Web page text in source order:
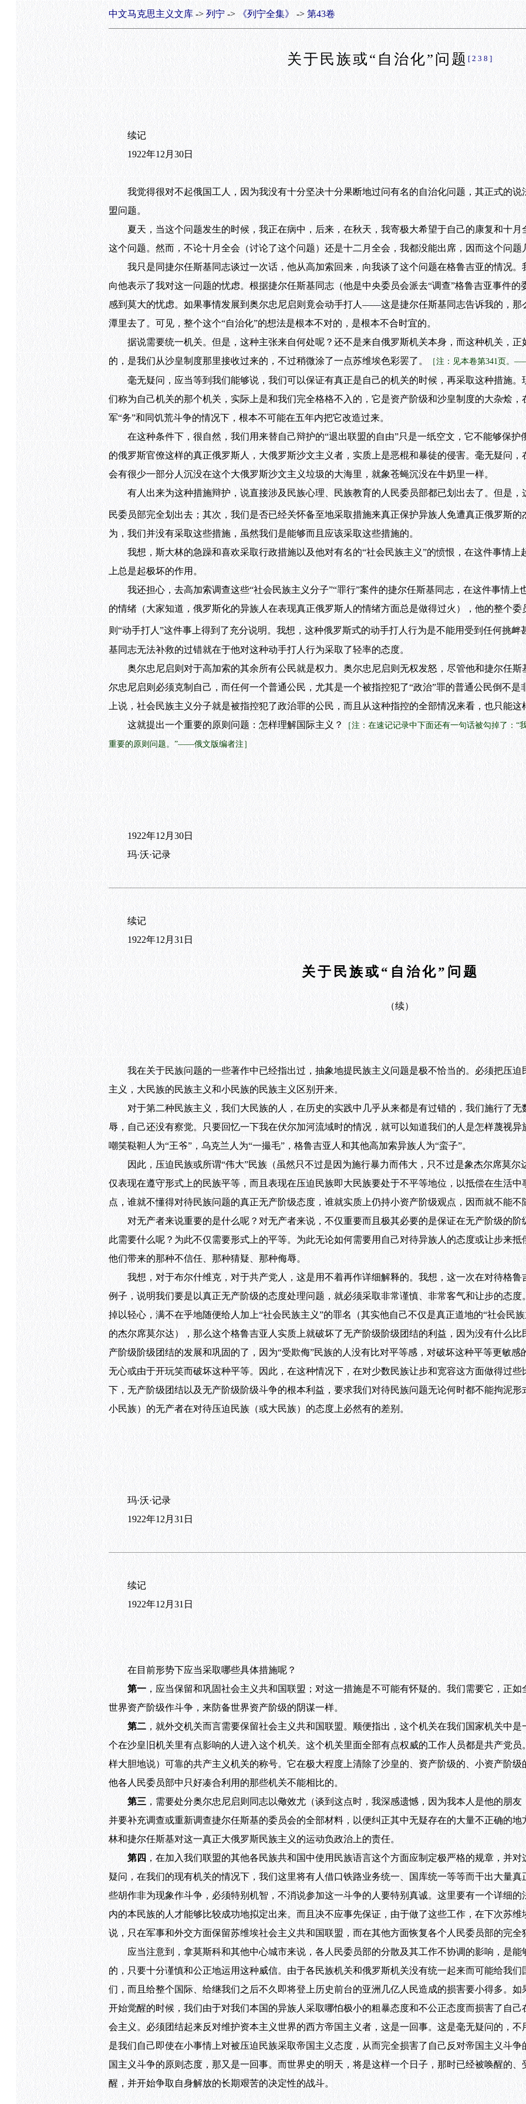
中文马克思主义文库 ->列宁 -> 《列宁全集》 ->第43卷
关于民族或“自治化”问题[238]
续记
1922年12月30日
我觉得很对不起俄国工人，因为我没有十分坚决十分果断地过问有名的自治化问题，其正式的说
盟问题。
夏天，当这个问题发生的时候，我正在病中，后来，在秋天，我寄极大希望于自己的康复和十月
这个问题。然而，不论十月全会（讨论了这个问题）还是十二月全会，我都没能出席，因而这个问题
我只是同捷尔任斯基同志谈过一次话，他从高加索回来，向我谈了这个问题在格鲁吉亚的情况。
向他表示了我对这一问题的忧虑。根据捷尔任斯基同志（他是中央委员会派去“调查”格鲁吉亚事件
感到莫大的忧虑。如果事情发展到奥尔忠尼启则竟会动手打人——这是捷尔任斯基同志告诉我的，那
潭里去了。可见，整个这个“自治化”的想法是根本不对的，是根本不合时宜的。
据说需要统一机关。但是，这种主张来自何处呢？还不是来自俄罗斯机关本身，而这种机关，正
的，是我们从沙皇制度那里接收过来的，不过稍微涂了一点苏维埃色彩罢了。
［注：见本卷第341页。
毫无疑问，应当等到我们能够说，我们可以保证有真正是自己的机关的时候，再采取这种措施。
们称为自己机关的那个机关，实际上是和我们完全格格不入的，它是资产阶级和沙皇制度的大杂烩
军“务”和同饥荒斗争的情况下，根本不可能在五年内把它改造过来。
在这种条件下，很自然，我们用来替自己辩护的“退出联盟的自由”只是一纸空文，它不能够保护
的俄罗斯官僚这样的真正俄罗斯人，大俄罗斯沙文主义者，实质上是恶棍和暴徒的侵害。毫无疑问
会有很少一部分人沉没在这个大俄罗斯沙文主义垃圾的大海里，就象苍蝇沉没在牛奶里一样。
有人出来为这种措施辩护，说直接涉及民族心理、民族教育的人民委员部都已划出去了。但是，
民委员部完全划出去；其次，我们是否已经关怀备至地采取措施来真正保护异族人免遭真正俄罗斯的
为，我们并没有采取这些措施，虽然我们是能够而且应该采取这些措施的。
我想，斯大林的急躁和喜欢采取行政措施以及他对有名的“社会民族主义”的愤恨，在这件事情上
上总是起极坏的作用。
我还担心，去高加索调查这些“社会民族主义分子”“罪行”案件的捷尔任斯基同志，在这件事情上
的情绪（大家知道，俄罗斯化的异族人在表现真正俄罗斯人的情绪方面总是做得过火），他的整个
则“动手打人”这件事上得到了充分说明。我想，这种俄罗斯式的动手打人行为是不能用受到任何挑衅
基同志无法补救的过错就在于他对这种动手打人行为采取了轻率的态度。
奥尔忠尼启则对于高加索的其余所有公民就是权力。奥尔忠尼启则无权发怒，尽管他和捷尔任斯
尔忠尼启则必须克制自己，而任何一个普通公民，尤其是一个被指控犯了“政治”罪的普通公民倒不
上说，社会民族主义分子就是被指控犯了政治罪的公民，而且从这种指控的全部情况来看，也只能这
这就提出一个重要的原则问题：怎样理解国际主义？
［注：在速记记录中下面还有一句话被勾掉了：
重要的原则问题。”——俄文版编者注］
1922年12月30日
玛·沃·记录
续记
1922年12月31日
关于民族或“自治化”问题
（续）
我在关于民族问题的一些著作中已经指出过，抽象地提民族主义问题是极不恰当的。必须把压迫
主义，大民族的民族主义和小民族的民族主义区别开来。
对于第二种民族主义，我们大民族的人，在历史的实践中几乎从来都是有过错的，我们施行了无
辱，自己还没有察觉。只要回忆一下我在伏尔加河流域时的情况，就可以知道我们的人是怎样蔑视异
嘲笑鞑靼人为“王爷”，乌克兰人为“一撮毛”，格鲁吉亚人和其他高加索异族人为“蛮子”。
因此，压迫民族或所谓“伟大”民族（虽然只不过是因为施行暴力而伟大，只不过是象杰尔席莫尔
仅表现在遵守形式上的民族平等，而且表现在压迫民族即大民族要处于不平等地位，以抵偿在生活
点，谁就不懂得对待民族问题的真正无产阶级态度，谁就实质上仍持小资产阶级观点，因而就不能
对无产者来说重要的是什么呢？对无产者来说，不仅重要而且极其必要的是保证在无产阶级的阶
此需要什么呢？为此不仅需要形式上的平等。为此无论如何需要用自己对待异族人的态度或让步来抵
他们带来的那种不信任、那种猜疑、那种侮辱。
我想，对于布尔什维克，对于共产党人，这是用不着再作详细解释的。我想，这一次在对待格鲁
例子，说明我们要是以真正无产阶级的态度处理问题，就必须采取非常谨慎、非常客气和让步的态
掉以轻心，满不在乎地随便给人加上“社会民族主义”的罪名（其实他自己不仅是真正道地的“社会民
的杰尔席莫尔达），那么这个格鲁吉亚人实质上就破坏了无产阶级阶级团结的利益，因为没有什么
产阶级阶级团结的发展和巩固的了，因为“受欺侮”民族的人没有比对平等感，对破坏这种平等更敏
无心或由于开玩笑而破坏这种平等。因此，在这种情况下，在对少数民族让步和宽容这方面做得过
下，无产阶级团结以及无产阶级阶级斗争的根本利益，要求我们对待民族问题无论何时都不能拘泥
小民族）的无产者在对待压迫民族（或大民族）的态度上必然有的差别。
玛·沃·记录
1922年12月31日
续记
1922年12月31日
在目前形势下应当采取哪些具体措施呢？
第一 ，应当保留和巩固社会主义共和国联盟；对这一措施是不可能有怀疑的。我们需要它，正
世界资产阶级作斗争，来防备世界资产阶级的阴谋一样。
第二 ，就外交机关而言需要保留社会主义共和国联盟。顺便指出，这个机关在我们国家机关中
个在沙皇旧机关里有点影响的人进入这个机关。这个机关里面全部有点权威的工作人员都是共产党
样大胆地说）可靠的共产主义机关的称号。它在极大程度上清除了沙皇的、资产阶级的、小资产阶
他各人民委员部中只好凑合利用的那些机关不能相比的。
第三 ，需要处分奥尔忠尼启则同志以儆效尤（谈到这点时，我深感遗憾，因为我本人是他的朋
并要补充调查或重新调查捷尔任斯基的委员会的全部材料，以便纠正其中无疑存在的大量不正确的
林和捷尔任斯基对这一真正大俄罗斯民族主义的运动负政治上的责任。
第四 ，在加入我们联盟的其他各民族共和国中使用民族语言这个方面应制定极严格的规章，并
疑问，在我们的现有机关的情况下，我们这里将有人借口铁路业务统一、国库统一等等而干出大量
些胡作非为现象作斗争，必须特别机智，不消说参加这一斗争的人要特别真诚。这里要有一个详细
内的本民族的人才能够比较成功地拟定出来。而且决不应事先保证，由于做了这些工作，在下次苏
说，只在军事和外交方面保留苏维埃社会主义共和国联盟，而在其他方面恢复各个人民委员部的完全
应当注意到，拿莫斯科和其他中心城市来说，各人民委员部的分散及其工作不协调的影响，是能
的，只要十分谨慎和公正地运用这种威信。由于各民族机关和俄罗斯机关没有统一起来而可能给我
们，而且给整个国际、给继我们之后不久即将登上历史前台的亚洲几亿人民造成的损害要小得多。
开始觉醒的时候，我们由于对我们本国的异族人采取哪怕极小的粗暴态度和不公正态度而损害了自
会主义。必须团结起来反对维护资本主义世界的西方帝国主义者，这是一回事。这是毫无疑问的，
是我们自己即使在小事情上对被压迫民族采取帝国主义态度，从而完全损害了自己反对帝国主义斗
国主义斗争的原则态度，那又是一回事。而世界史的明天，将是这样一个日子，那时已经被唤醒的
醒，并开始争取自身解放的长期艰苦的决定性的战斗。